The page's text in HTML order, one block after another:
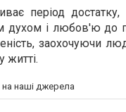
період
духом і любов'ю до
заохочуючи
житті.
на наші джерела